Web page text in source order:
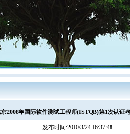
2008年国际软件测试工程师(ISTQB)第1次认证
发布时间:2010/3/24 16:37:48